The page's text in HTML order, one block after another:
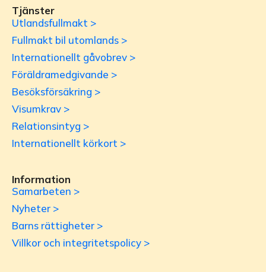
Tjänster
Utlandsfullmakt >
Fullmakt bil utomlands >
Internationellt gåvobrev >
Föräldramedgivande >
Besöksförsäkring >
Visumkrav >
Relationsintyg >
Internationellt körkort >
Information
Samarbeten >
Nyheter >
Barns rättigheter >
Villkor och integritetspolicy >